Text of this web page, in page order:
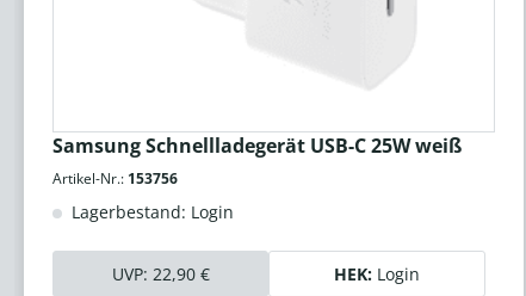
Samsung Schnellladegerät USB-C 25W weiß
Artikel-Nr.: 153756
Lagerbestand: Login
UVP: 22,90 € HEK: Login